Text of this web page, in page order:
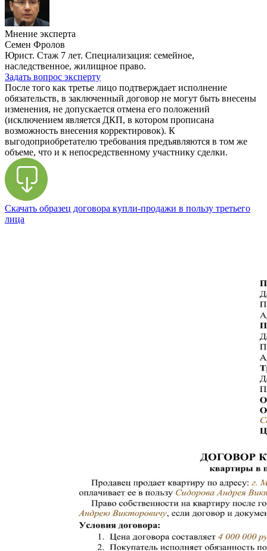
Мнение эксперта
Семен Фролов
Юрист. Стаж 7 лет. Специализация: семейное,
наследственное, жилищное право.
Задать вопрос эксперту
После того как третье лицо подтверждает исполнение
обязательств, в заключенный договор не могут быть внесены
изменения, не допускается отмена его положений
(исключением является ДКП, в котором прописана
возможность внесения корректировок). К
выгодоприобретателю требования предъявляются в том же
объеме, что и к непосредственному участнику сделки.
Скачать образец договора купли-продажи в пользу третьего
лица